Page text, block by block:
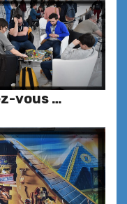
vous …